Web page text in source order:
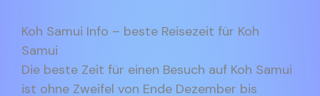
Koh Samui Info – beste Reisezeit für Koh
Samui
Die beste Zeit für einen Besuch auf Koh Samui
ist ohne Zweifel von Ende Dezember bis